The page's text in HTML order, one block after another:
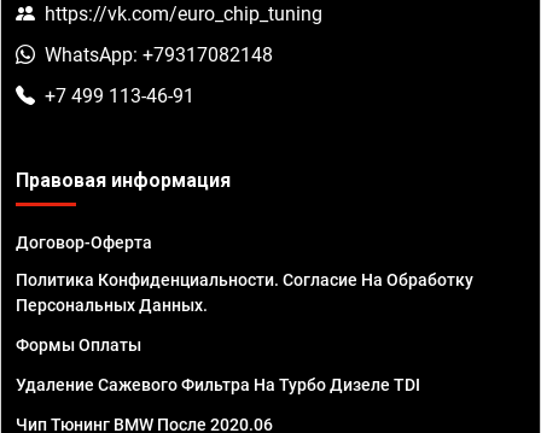
https://vk.com/euro_chip_tuning
WhatsApp: +79317082148
+7 499 113-46-91
Правовая информация
Договор-Оферта
Политика Конфиденциальности. Согласие На Обработку
Персональных Данных.
Формы Оплаты
Удаление Сажевого Фильтра На Турбо Дизеле TDI
Чип Тюнинг BMW После 2020.06